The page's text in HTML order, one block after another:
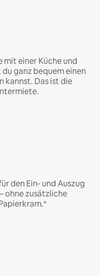
einer Küche und
ganz bequem einen
kannst. Das ist die
den Ein- und Auszug
ohne zusätzliche